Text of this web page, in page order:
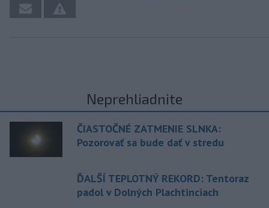
Neprehliadnite
ČIASTOČNÉ ZATMENIE SLNKA:
Pozorovať sa bude dať v stredu
ĎALŠÍ TEPLOTNÝ REKORD: Tentoraz
padol v Dolných Plachtinciach